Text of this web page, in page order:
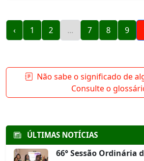
‹ 1 2 ... 7 8 9
Não sabe o significado de
Consulte o
ÚLTIMAS NOTÍCIAS
66° Sessão Ordinária